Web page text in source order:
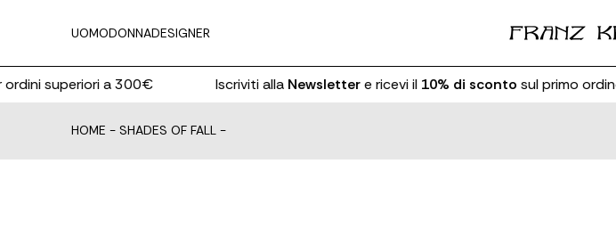
UOMODONNADESIGNER
superiori a 300€ Iscriviti allaNewslettere ricevi il10% di scontosul primo ordine
HOME - SHADES OF FALL -